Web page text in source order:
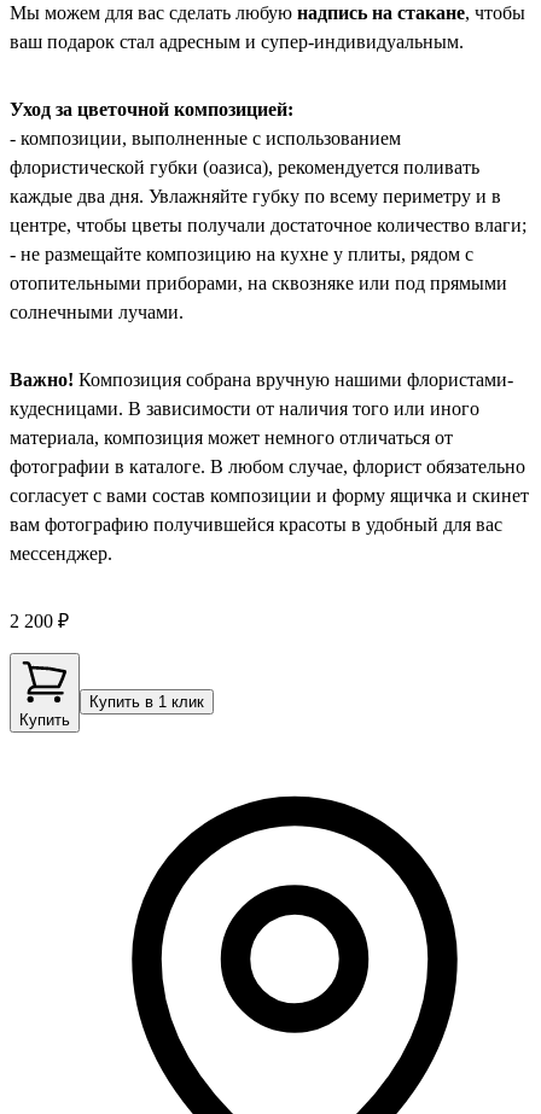
Мы можем для вас сделать любую надпись на стакане, чтобы
ваш подарок стал адресным и супер-индивидуальным.
Уход за цветочной композицией:
- композиции, выполненные с использованием
флористической губки (оазиса), рекомендуется поливать
каждые два дня. Увлажняйте губку по всему периметру и в
центре, чтобы цветы получали достаточное количество влаги;
- не размещайте композицию на кухне у плиты, рядом с
отопительными приборами, на сквозняке или под прямыми
солнечными лучами.
Важно! Композиция собрана вручную нашими флористами-
кудесницами. В зависимости от наличия того или иного
материала, композиция может немного отличаться от
фотографии в каталоге. В любом случае, флорист обязательно
согласует с вами состав композиции и форму ящичка и скинет
вам фотографию получившейся красоты в удобный для вас
мессенджер.
2 200 ₽
Купить
Купить в 1 клик